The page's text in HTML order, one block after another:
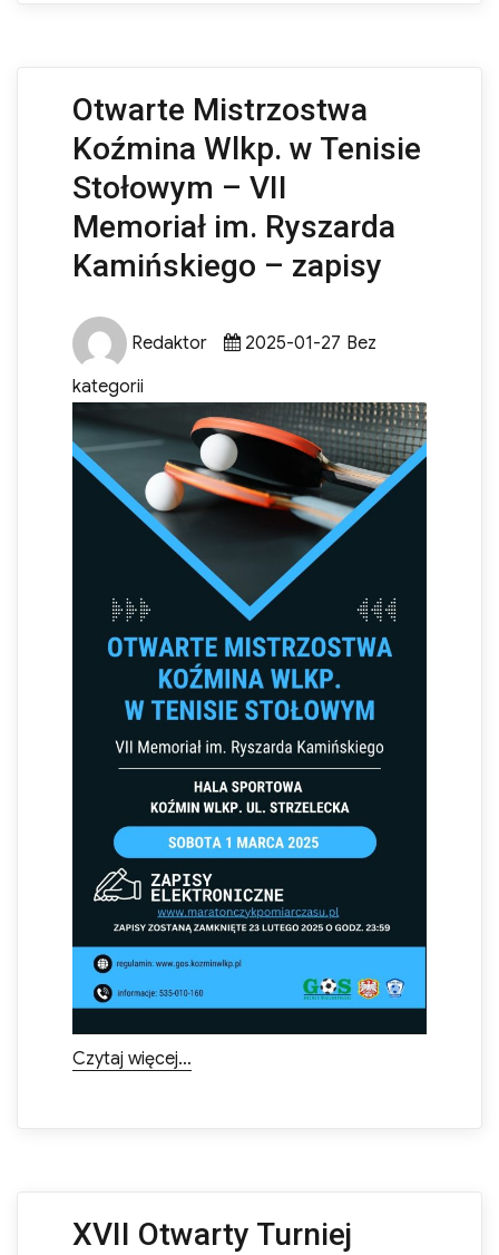
Otwarte Mistrzostwa
Koźmina Wlkp. w Tenisie
Stołowym – VII
Memoriał im. Ryszarda
Kamińskiego – zapisy
Author
Redaktor
Posted
2025-01-27
Categories
Bez
kategorii
Czytaj więcej…„Otwarte Mistrzostwa Koźmina Wlkp.
XVII Otwarty Turniej